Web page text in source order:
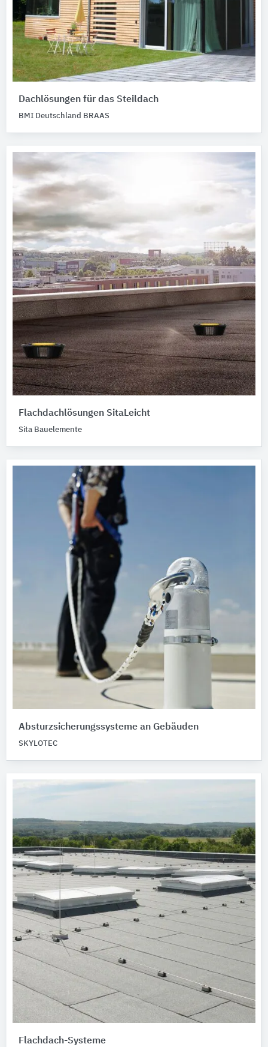
Dachlösungen für das Steildach
BMI Deutschland BRAAS
Flachdachlösungen SitaLeicht
Sita Bauelemente
Absturzsicherungssysteme an Gebäuden
SKYLOTEC
Flachdach-Systeme